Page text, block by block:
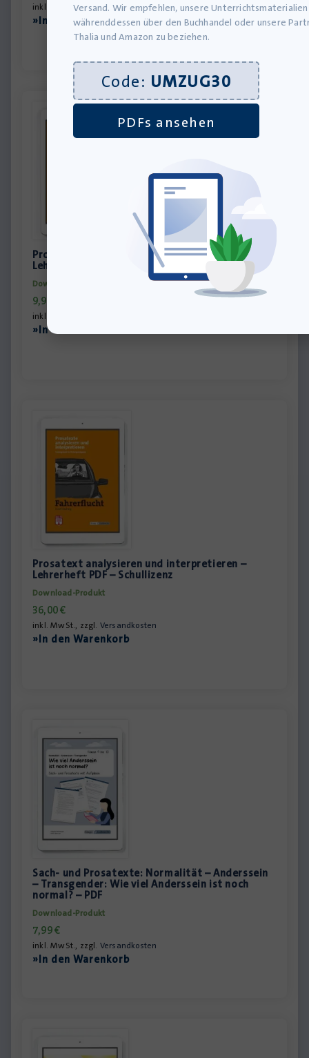
inkl. MwSt., zzgl.Versandkosten
»In den Warenkorb
Prosatext analysieren und interpretieren –
Lehrerheft PDF – Einzellizenz
Download-Produkt
9,95
inkl. MwSt., zzgl.
»In den Warenkorb
Prosatext analysieren und interpretieren –
Lehrerheft PDF – Schullizenz
Download-Produkt
36,00€
inkl. MwSt., zzgl. Versandkosten
»In den Warenkorb
Sach- und Prosatexte: Normalität – Anderssein
– Transgender: Wie viel Anderssein ist noch
normal? – PDF
Download-Produkt
7,99€
inkl. MwSt., zzgl. Versandkosten
»In den Warenkorb
Versand. Wir empfehlen, unsere Unterrichtsmaterialien
währenddessen über den Buchhandel oder unsere
Thalia und Amazon zu beziehen.
Code: UMZUG30
PDFs ansehen